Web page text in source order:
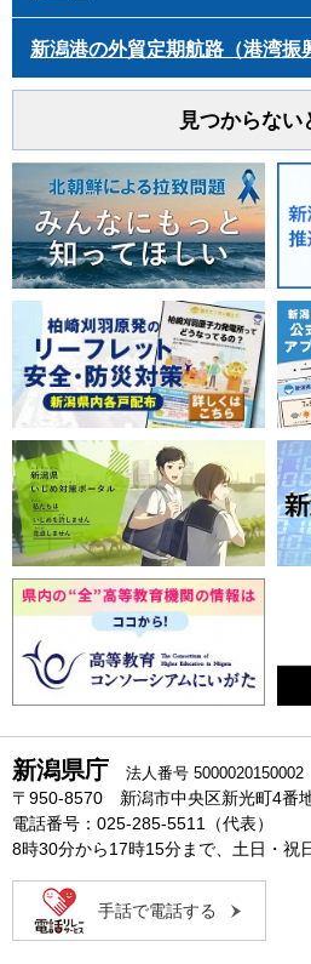
新潟港の外貿定期航路（港湾振
見つからない
新潟県庁 法人番号 5000020150002
〒950-8570 新潟市中央区新光町4番
電話番号：025-285-5511（代表）
8時30分から17時15分まで、土日・祝
手話で電話する